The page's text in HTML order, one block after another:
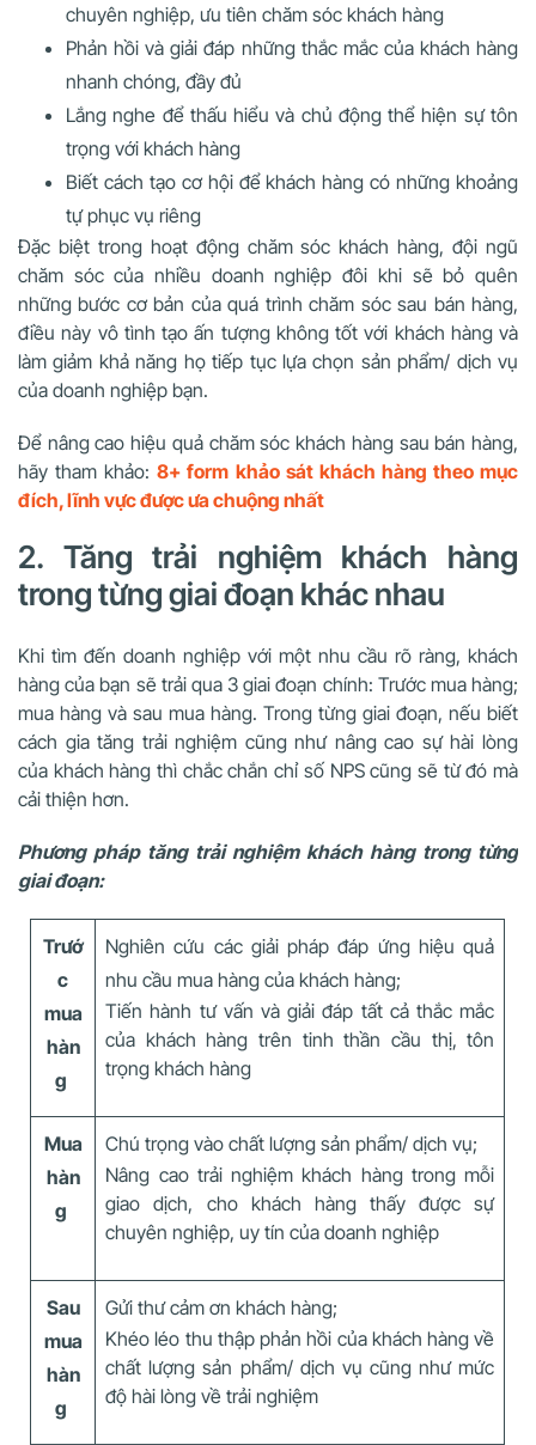
chuyên nghiệp, ưu tiên chăm sóc khách hàng
Phản hồi và giải đáp những thắc mắc của khách hàng
nhanh chóng, đầy đủ
Lắng nghe để thấu hiểu và chủ động thể hiện sự tôn
trọng với khách hàng
Biết cách tạo cơ hội để khách hàng có những khoảng
tự phục vụ riêng
Đặc biệt trong hoạt động chăm sóc khách hàng, đội ngũ
chăm sóc của nhiều doanh nghiệp đôi khi sẽ bỏ quên
những bước cơ bản của quá trình chăm sóc sau bán hàng,
điều này vô tình tạo ấn tượng không tốt với khách hàng và
làm giảm khả năng họ tiếp tục lựa chọn sản phẩm/ dịch vụ
của doanh nghiệp bạn.
Để nâng cao hiệu quả chăm sóc khách hàng sau bán hàng,
hãy tham khảo:8+ form khảo sát khách hàng theo mục
đích, lĩnh vực được ưa chuộng nhất
2. Tăng trải nghiệm khách hàng
trong từng giai đoạn khác nhau
Khi tìm đến doanh nghiệp với một nhu cầu rõ ràng, khách
hàng của bạn sẽ trải qua 3 giai đoạn chính: Trước mua hàng;
mua hàng và sau mua hàng. Trong từng giai đoạn, nếu biết
cách gia tăng trải nghiệm cũng như nâng cao sự hài lòng
của khách hàng thì chắc chắn chỉ số NPS cũng sẽ từ đó mà
cải thiện hơn.
Phương pháp tăng trải nghiệm khách hàng trong từng
giai đoạn:
Trướ
c
mua
hàn
g
Nghiên cứu các giải pháp đáp ứng hiệu quả
nhu cầu mua hàng của khách hàng;
Tiến hành tư vấn và giải đáp tất cả thắc mắc
của khách hàng trên tinh thần cầu thị, tôn
trọng khách hàng
Mua
hàn
g
Chú trọng vào chất lượng sản phẩm/ dịch vụ;
Nâng cao trải nghiệm khách hàng trong mỗi
giao dịch, cho khách hàng thấy được sự
chuyên nghiệp, uy tín của doanh nghiệp
Sau
mua
hàn
g
Gửi thư cảm ơn khách hàng;
Khéo léo thu thập phản hồi của khách hàng về
chất lượng sản phẩm/ dịch vụ cũng như mức
độ hài lòng về trải nghiệm